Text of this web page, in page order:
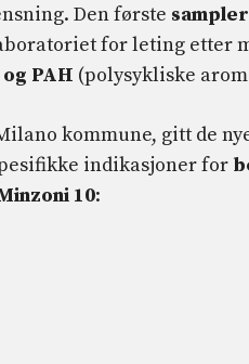
Den første
for leting etter
PAH (polysykliske
kommune, gitt de
indikasjoner for
10: